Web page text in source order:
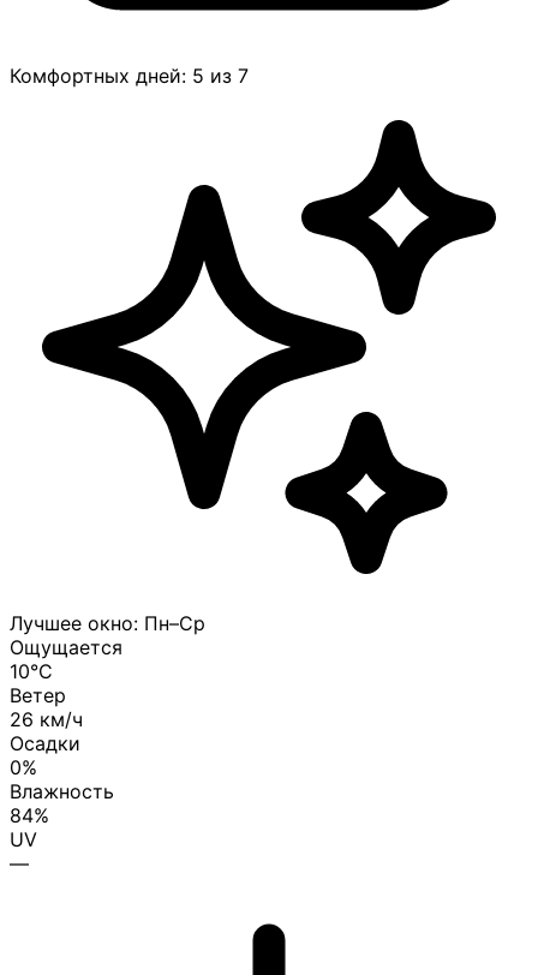
Комфортных дней: 5 из 7
Лучшее окно: Пн–Ср
Ощущается
10°C
Ветер
26 км/ч
Осадки
0%
Влажность
84%
UV
—